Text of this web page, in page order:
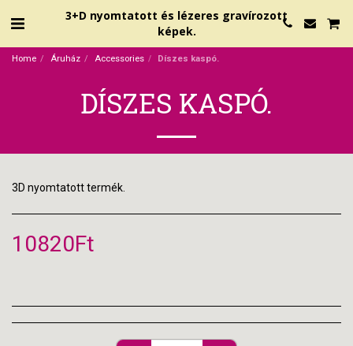
3+D nyomtatott és lézeres gravírozott
képek.
Home Áruház Accessories Díszes kaspó.
DÍSZES KASPÓ.
3D nyomtatott termék.
10820Ft